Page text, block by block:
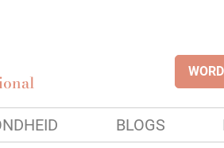
BLOGS